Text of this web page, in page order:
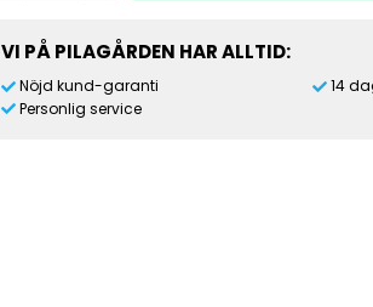
VI PÅ PILAGÅRDEN HAR ALLTID:
Nöjd kund-garanti
Personlig service
14